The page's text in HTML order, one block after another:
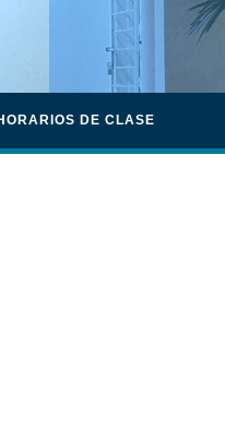
DE CLASE